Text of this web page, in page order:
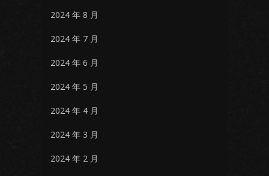
2024 年 8 月
2024 年 7 月
2024 年 6 月
2024 年 5 月
2024 年 4 月
2024 年 3 月
2024 年 2 月